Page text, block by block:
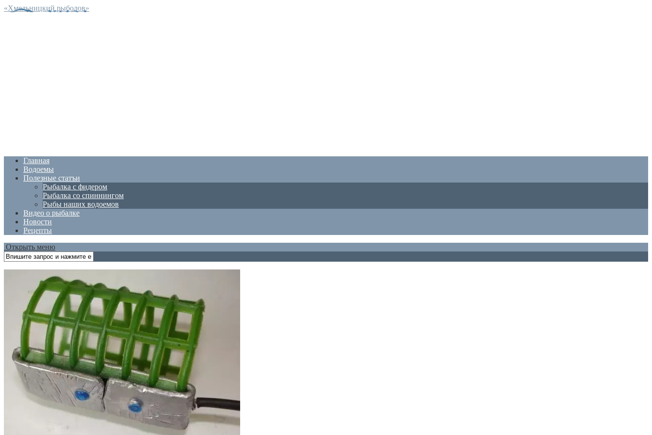
«Хмельницкий рыболов»
Главная
Водоемы
Полезные статъи
Рыбалка с фидером
Рыбалка со спиннингом
Рыбы наших водоемов
Видео о рыбалке
Новости
Рецепты
Открыть меню